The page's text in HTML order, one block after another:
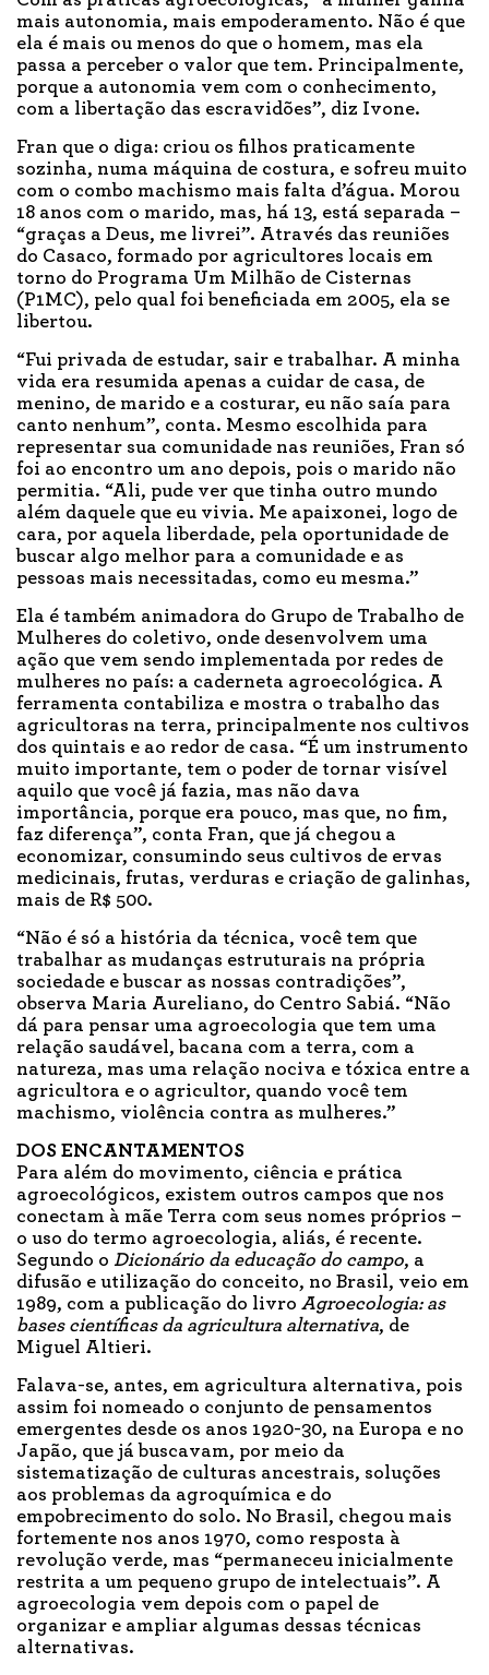
mais autonomia, mais empoderamento. Não é que
ela é mais ou menos do que o homem, mas ela
passa a perceber o valor que tem. Principalmente,
porque a autonomia vem com o conhecimento,
com a libertação das escravidões”, diz Ivone.
Fran que o diga: criou os filhos praticamente
sozinha, numa máquina de costura, e sofreu muito
com o combo machismo mais falta d’água. Morou
18 anos com o marido, mas, há 13, está separada –
“graças a Deus, me livrei”. Através das reuniões
do Casaco, formado por agricultores locais em
torno do Programa Um Milhão de Cisternas
(P1MC), pelo qual foi beneficiada em 2005, ela se
libertou.
“Fui privada de estudar, sair e trabalhar. A minha
vida era resumida apenas a cuidar de casa, de
menino, de marido e a costurar, eu não saía para
canto nenhum”, conta. Mesmo escolhida para
representar sua comunidade nas reuniões, Fran só
foi ao encontro um ano depois, pois o marido não
permitia. “Ali, pude ver que tinha outro mundo
além daquele que eu vivia. Me apaixonei, logo de
cara, por aquela liberdade, pela oportunidade de
buscar algo melhor para a comunidade e as
pessoas mais necessitadas, como eu mesma.”
Ela é também animadora do Grupo de Trabalho de
Mulheres do coletivo, onde desenvolvem uma
ação que vem sendo implementada por redes de
mulheres no país: a caderneta agroecológica. A
ferramenta contabiliza e mostra o trabalho das
agricultoras na terra, principalmente nos cultivos
dos quintais e ao redor de casa. “É um instrumento
muito importante, tem o poder de tornar visível
aquilo que você já fazia, mas não dava
importância, porque era pouco, mas que, no fim,
faz diferença”, conta Fran, que já chegou a
economizar, consumindo seus cultivos de ervas
medicinais, frutas, verduras e criação de galinhas,
mais de R$ 500.
“Não é só a história da técnica, você tem que
trabalhar as mudanças estruturais na própria
sociedade e buscar as nossas contradições”,
observa Maria Aureliano, do Centro Sabiá. “Não
dá para pensar uma agroecologia que tem uma
relação saudável, bacana com a terra, com a
natureza, mas uma relação nociva e tóxica entre a
agricultora e o agricultor, quando você tem
machismo, violência contra as mulheres.”
DOS ENCANTAMENTOS
Para além do movimento, ciência e prática
agroecológicos, existem outros campos que nos
conectam à mãe Terra com seus nomes próprios –
o uso do termo agroecologia, aliás, é recente.
Segundo o Dicionário da educação do campo, a
difusão e utilização do conceito, no Brasil, veio em
1989, com a publicação do livro Agroecologia: as
bases científicas da agricultura alternativa, de
Miguel Altieri.
Falava-se, antes, em agricultura alternativa, pois
assim foi nomeado o conjunto de pensamentos
emergentes desde os anos 1920-30, na Europa e no
Japão, que já buscavam, por meio da
sistematização de culturas ancestrais, soluções
aos problemas da agroquímica e do
empobrecimento do solo. No Brasil, chegou mais
fortemente nos anos 1970, como resposta à
revolução verde, mas “permaneceu inicialmente
restrita a um pequeno grupo de intelectuais”. A
agroecologia vem depois com o papel de
organizar e ampliar algumas dessas técnicas
alternativas.